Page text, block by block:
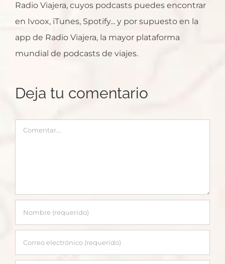
Radio Viajera, cuyos podcasts puedes encontrar
en Ivoox, iTunes, Spotify... y por supuesto en la
app de Radio Viajera, la mayor plataforma
mundial de podcasts de viajes.
Deja tu comentario
Comentar